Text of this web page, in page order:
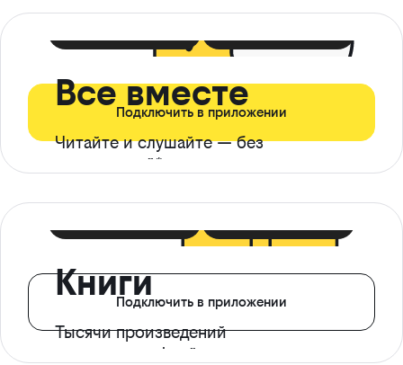
Все вместе
Читайте и слушайте — без
ограничений*
Подключить в приложении
Книги
Тысячи произведений
с доступом офлайн
Подключить в приложении